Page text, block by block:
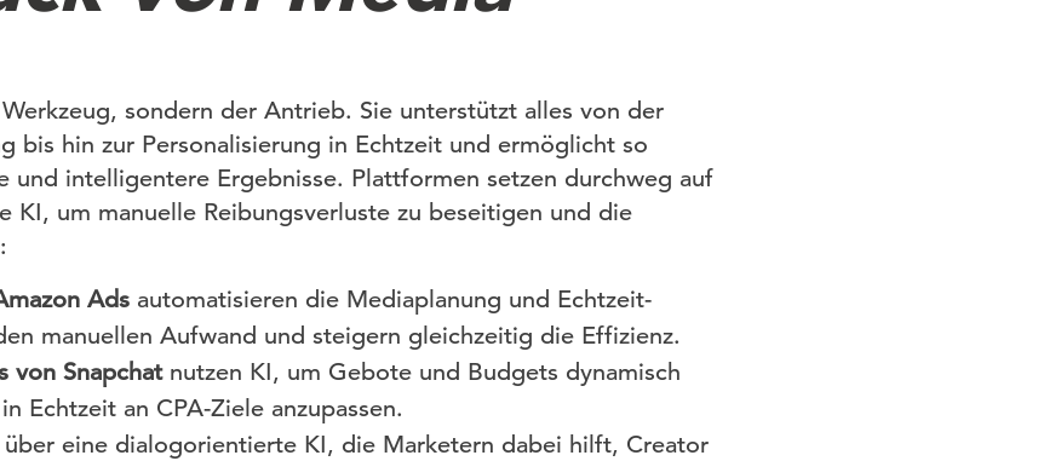
sondern der Antrieb. Sie unterstützt alles von der
bis hin zur Personalisierung in Echtzeit und ermöglicht so
und intelligentere Ergebnisse. Plattformen setzen durchweg auf
KI, um manuelle Reibungsverluste zu beseitigen und die
Ads automatisieren die Mediaplanung und Echtzeit-
manuellen Aufwand und steigern gleichzeitig die Effizienz.
von Snapchat nutzen KI, um Gebote und Budgets dynamisch
Echtzeit an CPA-Ziele anzupassen.
eine dialogorientierte KI, die Marketern dabei hilft, Creator